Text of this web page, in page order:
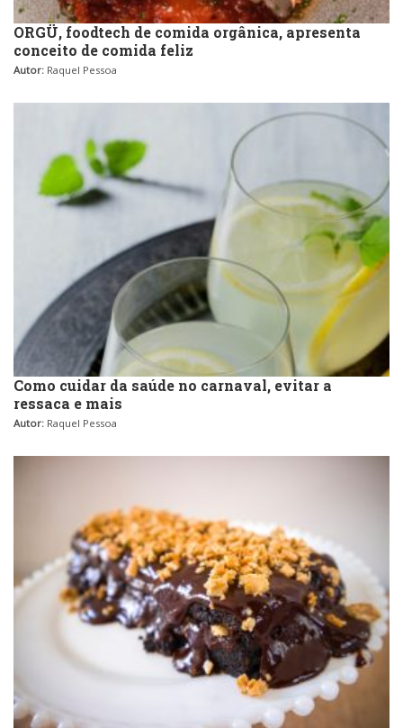
ORGÜ, foodtech de comida orgânica, apresenta
conceito de comida feliz
Autor: Raquel Pessoa
Como cuidar da saúde no carnaval, evitar a
ressaca e mais
Autor: Raquel Pessoa